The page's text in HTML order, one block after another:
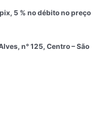
5 % no débito no preço
n° 125, Centro – São